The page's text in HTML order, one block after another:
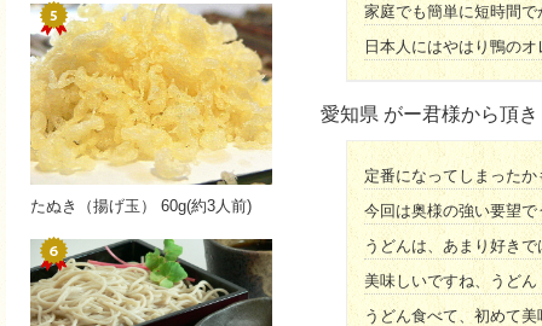
家庭でも簡単に短時間
日本人にはやはり鴨の
愛知県 がー君様から頂
定番になってしまったか
今回は奥様の強い要望
うどんは、あまり好き
美味しいですね、うどん
うどん食べて、初めて
たぬき（揚げ玉） 60g(約3人前)